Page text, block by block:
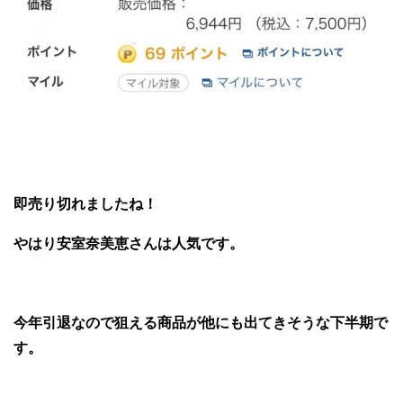
即売り切れましたね！
やはり安室奈美恵さんは人気です。
今年引退なので狙える商品が他にも出てきそうな下半期で
す。